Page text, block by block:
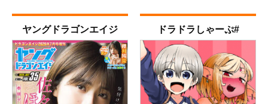
ヤングドラゴンエイジ ドラドラ しゃーぷ#